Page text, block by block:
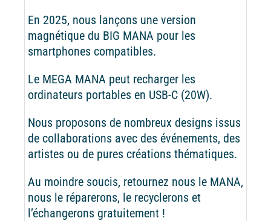
En 2025, nous lançons une version
magnétique du BIG MANA pour les
smartphones compatibles.
Le MEGA MANA peut recharger les
ordinateurs portables en USB-C (20W).
Nous proposons de nombreux designs issus
de collaborations avec des événements, des
artistes ou de pures créations thématiques.
Au moindre soucis, retournez nous le MANA,
nous le réparerons, le recyclerons et
l’échangerons gratuitement !